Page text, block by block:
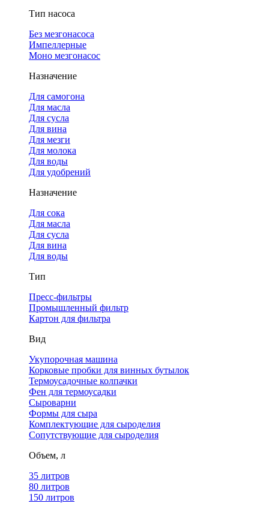
Тип насоса
Без мезгонасоса
Импеллерные
Моно мезгонасос
Назначение
Для самогона
Для масла
Для сусла
Для вина
Для мезги
Для молока
Для воды
Для удобрений
Назначение
Для сока
Для масла
Для сусла
Для вина
Для воды
Тип
Пресс-фильтры
Промышленный фильтр
Картон для фильтра
Вид
Укупорочная машина
Корковые пробки для винных бутылок
Термоусадочные колпачки
Фен для термоусадки
Сыроварни
Формы для сыра
Комплектующие для сыроделия
Сопутствующие для сыроделия
Объем, л
35 литров
80 литров
150 литров